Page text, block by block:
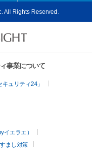
All Rights Reserved.
事業について
ュリティ24」
エラエ）
まし対策